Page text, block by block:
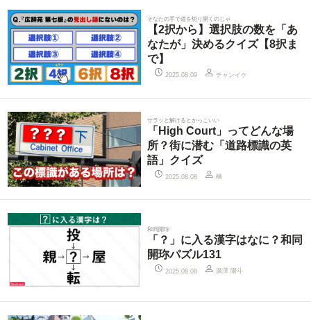
そなたの手で道を切り開くのじゃ
【2択から】選択肢の数を「あ
なたが」決めるクイズ【8択ま
で】
2025.08.09 チャンイケ
サラッと解けるとかっこいい
「High Court」ってどんな場
所？街に潜む「道路標識の英
語」クイズ
2025.08.08 楠
和同開珎
「？」に入る漢字はなに？和同
開珎パズル131
2025.08.08 廣澤 陽斗